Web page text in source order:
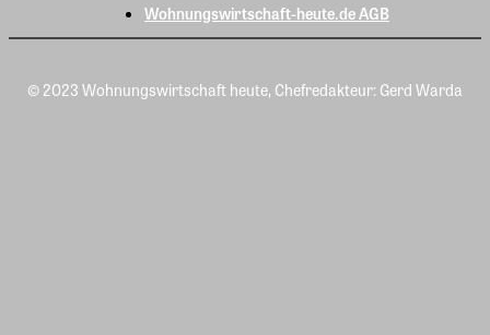
Wohnungswirtschaft-heute.de AGB
© 2023 Wohnungswirtschaft heute, Chefredakteur: Gerd Warda